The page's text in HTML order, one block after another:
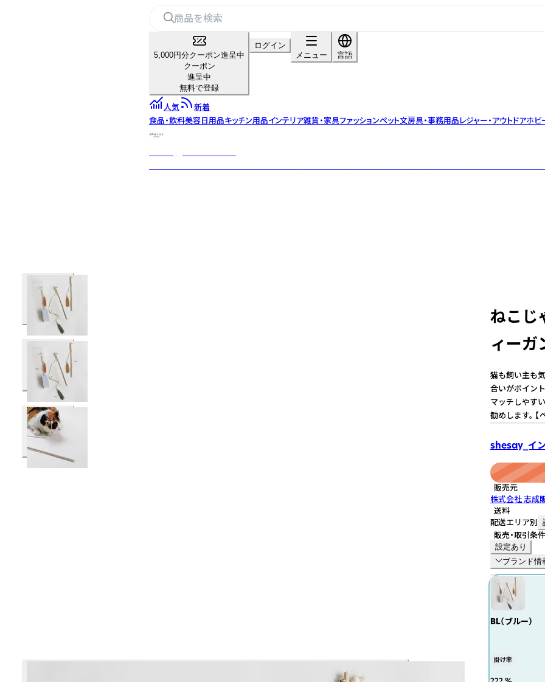
5,000円分クーポン進呈中
クーポン
進呈中
無料で登録
ログイン
メニュー
言語
人気
新着
食品・飲料美容日用品キッチン用品インテリア雑貨・家具ファッションペット文房具・事務用品レジャー・アウトドアホビ
ねこ
ィーガ
猫も飼い主も
合いがポイン
マッチしやす
勧めします。 【
shesay‗イ
販売元
株式会社 志成
送料
配送エリア別
販売・取引条件
設定あり
ブランド情
BL（ブルー）
掛け率